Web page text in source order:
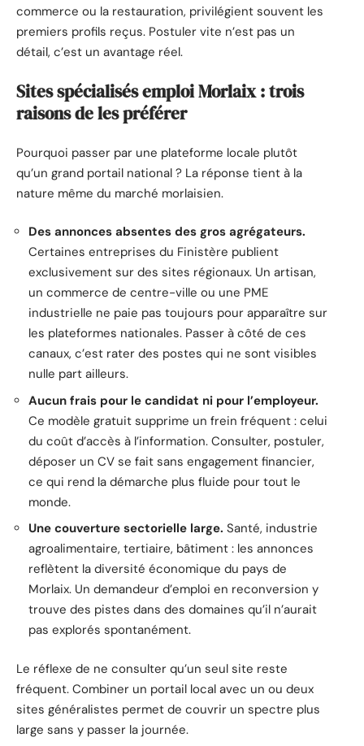
commerce ou la restauration, privilégient souvent les
premiers profils reçus. Postuler vite n’est pas un
détail, c’est un avantage réel.
Sites spécialisés emploi Morlaix : trois
raisons de les préférer
Pourquoi passer par une plateforme locale plutôt
qu’un grand portail national ? La réponse tient à la
nature même du marché morlaisien.
Des annonces absentes des gros agrégateurs.
Certaines entreprises du Finistère publient
exclusivement sur des sites régionaux. Un artisan,
un commerce de centre-ville ou une PME
industrielle ne paie pas toujours pour apparaître sur
les plateformes nationales. Passer à côté de ces
canaux, c’est rater des postes qui ne sont visibles
nulle part ailleurs.
Aucun frais pour le candidat ni pour l’employeur.
Ce modèle gratuit supprime un frein fréquent : celui
du coût d’accès à l’information. Consulter, postuler,
déposer un CV se fait sans engagement financier,
ce qui rend la démarche plus fluide pour tout le
monde.
Une couverture sectorielle large. Santé, industrie
agroalimentaire, tertiaire, bâtiment : les annonces
reflètent la diversité économique du pays de
Morlaix. Un demandeur d’emploi en reconversion y
trouve des pistes dans des domaines qu’il n’aurait
pas explorés spontanément.
Le réflexe de ne consulter qu’un seul site reste
fréquent. Combiner un portail local avec un ou deux
sites généralistes permet de couvrir un spectre plus
large sans y passer la journée.